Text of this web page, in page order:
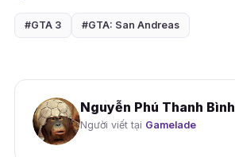
#GTA 3 #GTA: San Andreas
Nguyễn Phú Thanh Bình
Người viết tại Gamelade